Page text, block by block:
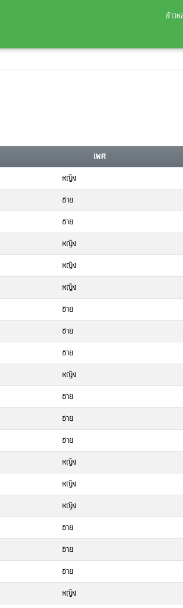
ข้าว
เพศ
หญิง
ชาย
ชาย
หญิง
หญิง
หญิง
ชาย
ชาย
ชาย
หญิง
ชาย
ชาย
ชาย
หญิง
หญิง
หญิง
ชาย
ชาย
ชาย
หญิง